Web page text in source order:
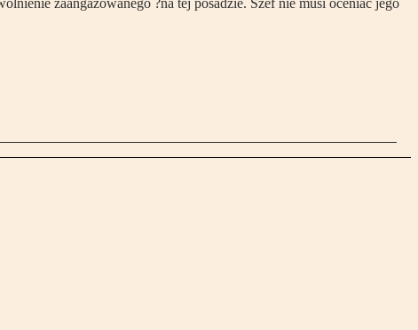
zaangażowanego ?na tej posadzie. Szef nie musi oceniać jego